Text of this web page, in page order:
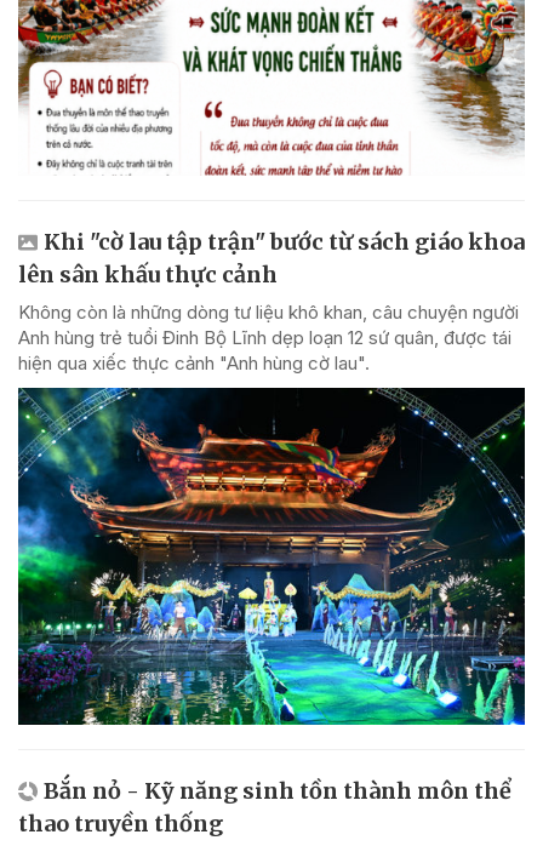
Khi "cờ lau tập trận" bước từ sách giáo khoa
lên sân khấu thực cảnh
Không còn là những dòng tư liệu khô khan, câu chuyện người
Anh hùng trẻ tuổi Đinh Bộ Lĩnh dẹp loạn 12 sứ quân, được tái
hiện qua xiếc thực cảnh "Anh hùng cờ lau".
Bắn nỏ - Kỹ năng sinh tồn thành môn thể
thao truyền thống